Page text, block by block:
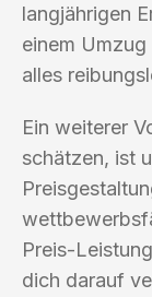
langjährigen
einem
alles
Ein weiterer
schätzen, ist
Preis-
dich darauf